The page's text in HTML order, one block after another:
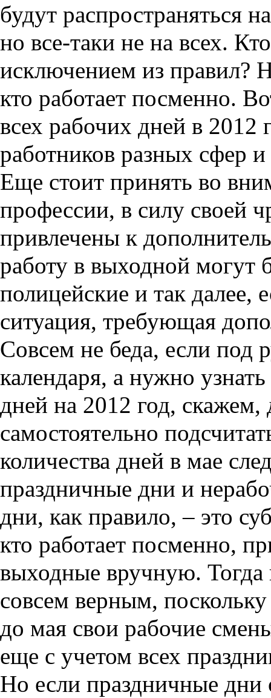
будут распространяться
но все-таки не на всех.
исключением из правил?
кто работает посменно.
всех рабочих дней в 2012
работников разных сфер
Еще стоит принять во
профессии, в силу своей
привлечены к
работу в выходной могут
полицейские и так далее,
ситуация, требующая
Совсем не беда, если под
календаря, а нужно
дней на 2012 год, скажем,
самостоятельно
количества дней в мае
праздничные дни и
дни, как правило, – это
кто работает посменно,
выходные вручную. Тогда
совсем верным,
до мая свои рабочие
еще с учетом всех
Но если праздничные